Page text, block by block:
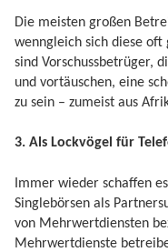
Die meisten großen
wenngleich sich diese oft
sind Vorschussbetrüger,
und vortäuschen, eine
zu sein – zumeist aus
3. Als Lockvögel für
Immer wieder schaffen
Singlebörsen als
von Mehrwertdiensten
Mehrwertdienste